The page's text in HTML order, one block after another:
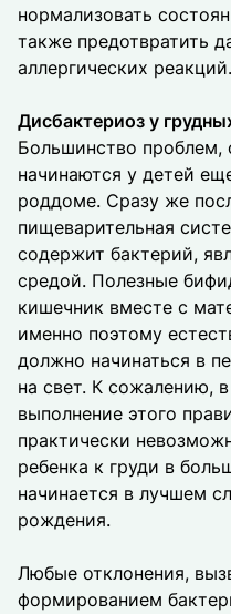
нормализовать
также предотвратить
аллергических реакций.
Дисбактериоз у
Большинство проблем,
начинаются у детей
роддоме. Сразу же
пищеварительная
содержит бактерий,
средой. Полезные
кишечник вместе с
именно поэтому
должно начинаться в
на свет. К сожалению,
выполнение этого
практически
ребенка к груди в
начинается в лучшем
рождения.
Любые отклонения,
формированием